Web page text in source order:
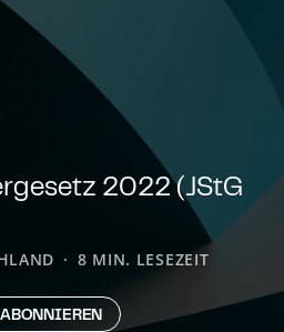
2022 (JStG
8 MIN. LESEZEIT
ABONNIEREN